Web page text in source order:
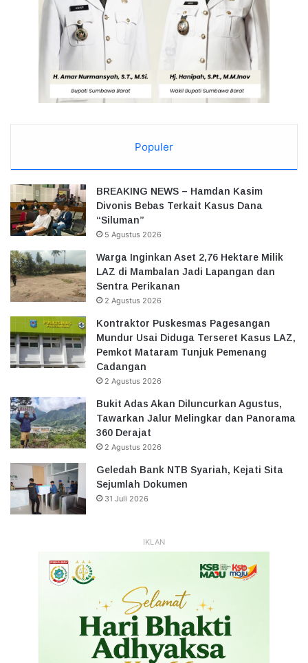
Populer
BREAKING NEWS – Hamdan Kasim
Divonis Bebas Terkait Kasus Dana
“Siluman”
5 Agustus 2026
Warga Inginkan Aset 2,76 Hektare Milik
LAZ di Mambalan Jadi Lapangan dan
Sentra Perikanan
2 Agustus 2026
Kontraktor Puskesmas Pagesangan
Mundur Usai Diduga Terseret Kasus LAZ,
Pemkot Mataram Tunjuk Pemenang
Cadangan
2 Agustus 2026
Bukit Adas Akan Diluncurkan Agustus,
Tawarkan Jalur Melingkar dan Panorama
360 Derajat
2 Agustus 2026
Geledah Bank NTB Syariah, Kejati Sita
Sejumlah Dokumen
31 Juli 2026
IKLAN